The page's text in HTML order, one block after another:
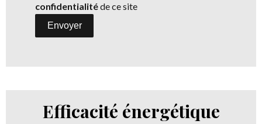
confidentialitéde ce site
Envoyer
Efficacité énergétique